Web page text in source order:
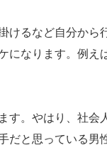
けるなど自分か
になります。例
す。やはり、社
だと思っている